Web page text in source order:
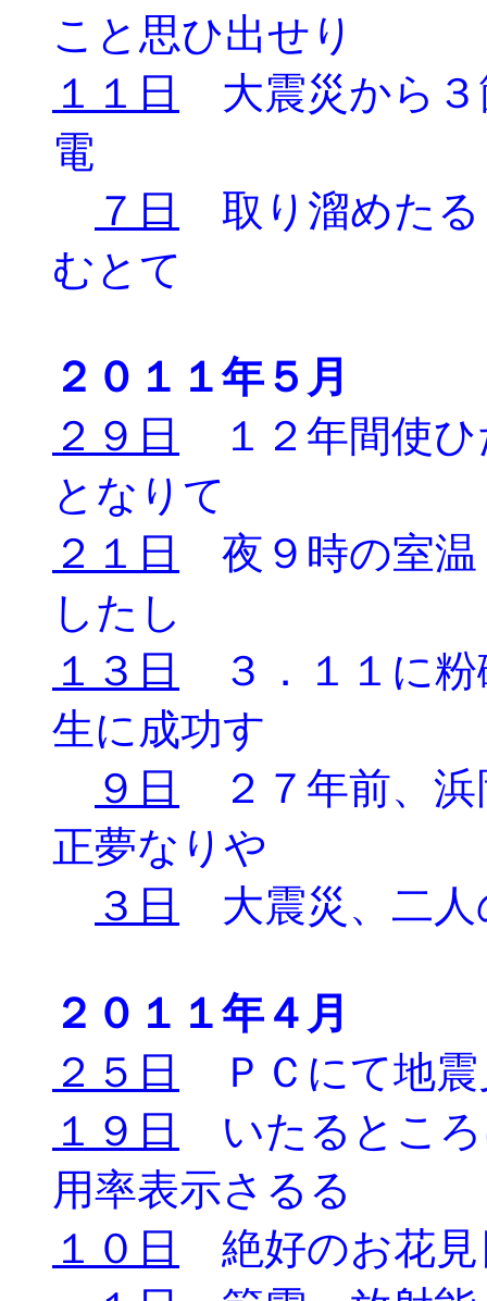
こと思ひ出せり
１１日
大震災から３
電
７日
取り溜めたる
むとて
２０１１年５月
２９日
１２年間使ひ
となりて
２１日
夜９時の室温
したし
１３日
３．１１に粉
生に成功す
９日
２７年前、浜
正夢なりや
３日
大震災、二人
２０１１年４月
２５日
ＰＣにて地震
１９日
いたるところ
用率表示さるる
１０日
絶好のお花見